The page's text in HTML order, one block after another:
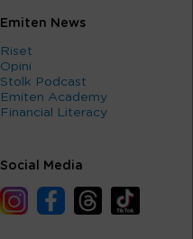
Emiten News
Riset
Opini
Stolk Podcast
Emiten Academy
Financial Literacy
Social Media